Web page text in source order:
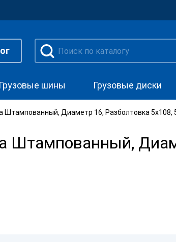
Грузовые шины Грузовые диски
Штампованный, Диаметр 16, Разболтовка 5x108,
Штампованный,